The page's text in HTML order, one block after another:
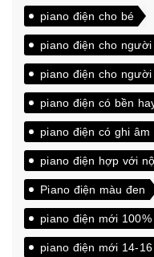
piano điện cho bé
piano điện cho
piano điện cho
piano điện có bền
piano điện có ghi âm
piano điện hợp với
Piano điện màu đen
piano điện mới 100%
piano điện mới 14-